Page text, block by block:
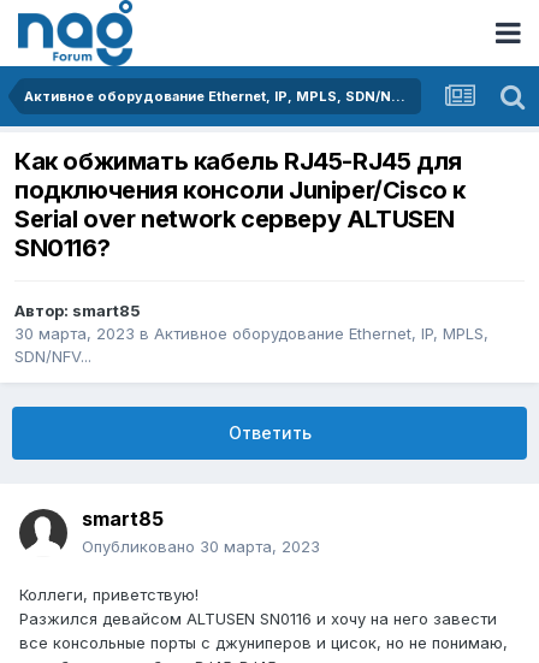
Активное оборудование Ethernet, IP, MPLS, SDN/NFV...
Как обжимать кабель RJ45-RJ45 для
подключения консоли Juniper/Cisco к
Serial over network серверу ALTUSEN
SN0116?
Автор: smart85
30 марта, 2023 в Активное оборудование Ethernet, IP, MPLS,
SDN/NFV...
Ответить
smart85
Опубликовано 30 марта, 2023
Коллеги, приветствую!
Разжился девайсом ALTUSEN SN0116 и хочу на него завести
все консольные порты с джуниперов и цисок, но не понимаю,